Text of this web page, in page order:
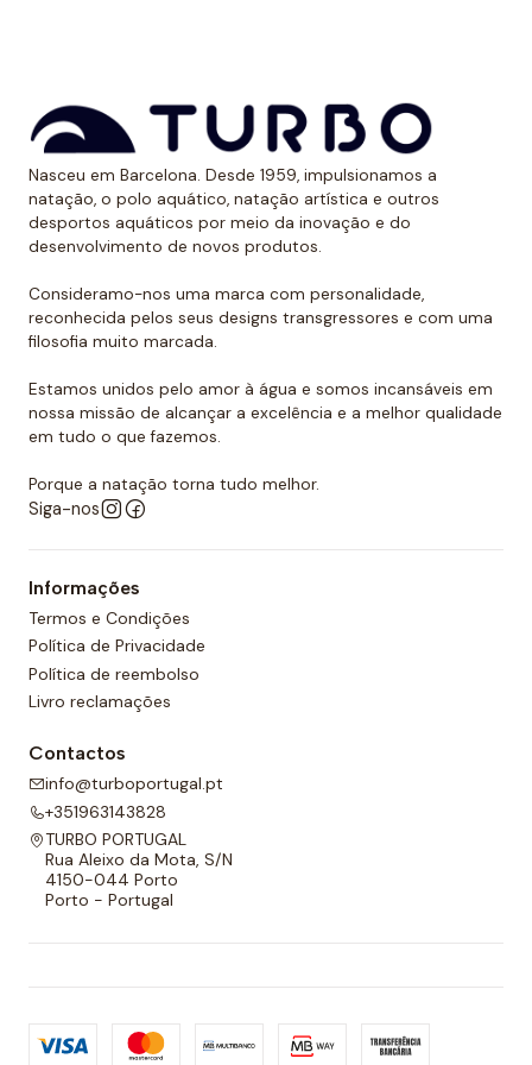
muito tempo sem sofrer desgaste.
Uso recomendado de calção para
polo aquático
Da Turbo recomendamos usar o calção para praticar
polo aquático ou treinar natação. Como se encaixa
perfeitamente no corpo, dificulta que o jogador de
polo aquático seja agarrado pelos rivais, algo de vital
importância. Além disso, nossos calções não arrastam
água durante o movimento, melhorando a mobilidade
do homem que os usa. É por isso que eles podem ser
usados sem qualquer problema para natação ou
desportos aquáticos semelhantes.
Além disso, todos os calções de polo aquático têm
um forro completo na frente e nas costas e um
cordão ajustável para melhor adaptabilidade.
Nasceu em Barcelona. Desde 1959, impulsionamos a
natação, o polo aquático, natação artística e outros
desportos aquáticos por meio da inovação e do
desenvolvimento de novos produtos.
Consideramo-nos uma marca com personalidade,
reconhecida pelos seus designs transgressores e com uma
filosofia muito marcada.
Estamos unidos pelo amor à água e somos incansáveis em
nossa missão de alcançar a excelência e a melhor qualidade
em tudo o que fazemos.
Porque a natação torna tudo melhor.
Siga-nos
Informações
Termos e Condições
Política de Privacidade
Política de reembolso
Livro reclamações
Contactos
info@turboportugal.pt
+351963143828
TURBO PORTUGAL
Rua Aleixo da Mota, S/N
4150-044 Porto
Porto - Portugal